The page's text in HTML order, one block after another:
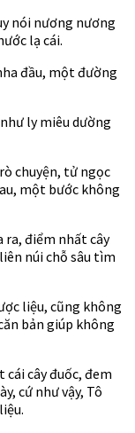
nói nương nương
lạ cái.
đầu, một đường
ly miêu dường
chuyện, tử ngọc
một bước không
ra, điểm nhất cây
núi chỗ sâu tìm
liệu, cũng không
bản giúp không
cây đuốc, đem
cứ như vậy, Tô